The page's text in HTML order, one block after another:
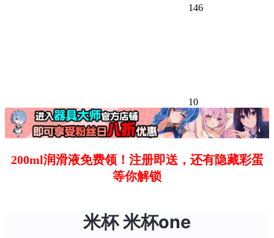
146
10
200ml润滑液免费领！注册即送，还有隐藏彩蛋
等你解锁
米杯 米杯one